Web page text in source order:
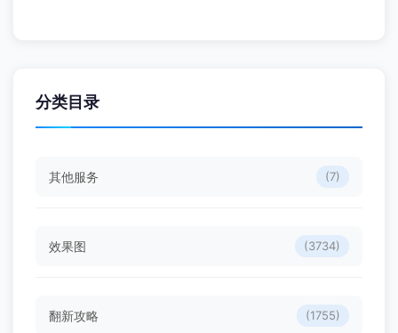
分类目录
其他服务 (7)
效果图 (3734)
翻新攻略 (1755)